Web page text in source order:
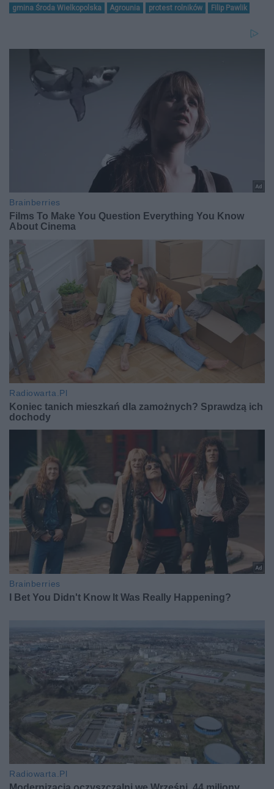
gmina Środa Wielkopolska Agrounia protest rolników Filip Pawlik